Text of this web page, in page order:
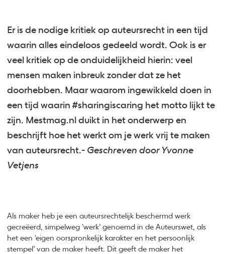
Er is de nodige kritiek op auteursrecht in een tijd
waarin alles eindeloos gedeeld wordt. Ook is er
veel kritiek op de onduidelijkheid hierin: veel
mensen maken inbreuk zonder dat ze het
doorhebben. Maar waarom ingewikkeld doen in
een tijd waarin #sharingiscaring het motto lijkt te
zijn. Mestmag.nl duikt in het onderwerp en
beschrijft hoe het werkt om je werk vrij te maken
van auteursrecht.- Geschreven door Yvonne
Vetjens
Als maker heb je een auteursrechtelijk beschermd werk
gecreëerd, simpelweg ‘werk’ genoemd in de Auteurswet, als
het een ‘eigen oorspronkelijk karakter en het persoonlijk
stempel’ van de maker heeft. Dit geeft de maker het